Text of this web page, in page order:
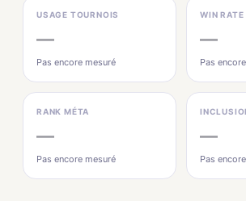
USAGE TOURNOIS
—
Pas encore mesuré
WIN RATE
—
Pas
RANK MÉTA
—
Pas encore mesuré
—
Pas